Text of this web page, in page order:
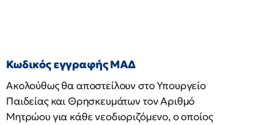
Κωδικός εγγραφής ΜΑΔ
Ακολούθως θα αποστείλουν στο Υπουργείο
Παιδείας και Θρησκευμάτων τον Αριθμό
Μητρώου για κάθε νεοδιοριζόμενο, ο οποίος